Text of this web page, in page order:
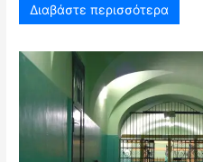
Διαβάστε περισσότερα